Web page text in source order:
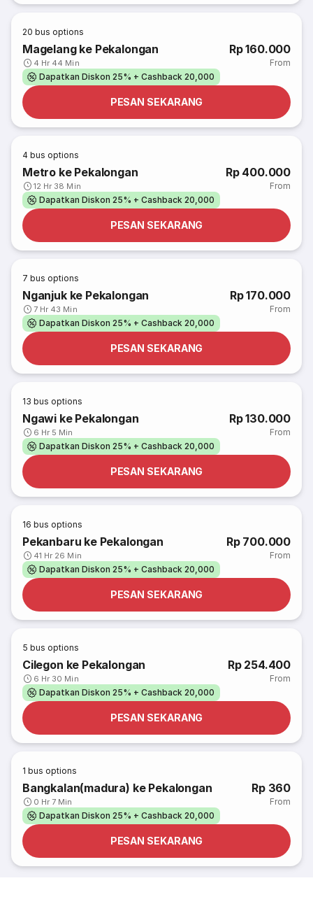
20 bus options
Magelang ke Pekalongan
4 Hr 44 Min
Rp 160.000
From
Dapatkan Diskon 25% + Cashback 20,000
PESAN SEKARANG
4 bus options
Metro ke Pekalongan
12 Hr 38 Min
Rp 400.000
From
Dapatkan Diskon 25% + Cashback 20,000
PESAN SEKARANG
7 bus options
Nganjuk ke Pekalongan
7 Hr 43 Min
Rp 170.000
From
Dapatkan Diskon 25% + Cashback 20,000
PESAN SEKARANG
13 bus options
Ngawi ke Pekalongan
6 Hr 5 Min
Rp 130.000
From
Dapatkan Diskon 25% + Cashback 20,000
PESAN SEKARANG
16 bus options
Pekanbaru ke Pekalongan
41 Hr 26 Min
Rp 700.000
From
Dapatkan Diskon 25% + Cashback 20,000
PESAN SEKARANG
5 bus options
Cilegon ke Pekalongan
6 Hr 30 Min
Rp 254.400
From
Dapatkan Diskon 25% + Cashback 20,000
PESAN SEKARANG
1 bus options
Bangkalan(madura) ke Pekalongan
0 Hr 7 Min
Rp 360
From
Dapatkan Diskon 25% + Cashback 20,000
PESAN SEKARANG